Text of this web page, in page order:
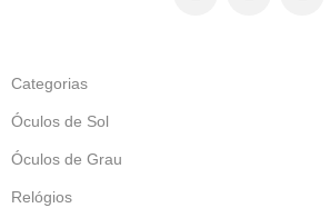
Categorias
Óculos de Sol
Óculos de Grau
Relógios